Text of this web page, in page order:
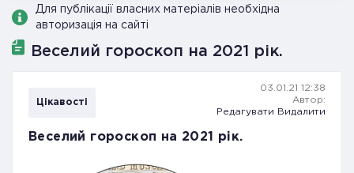
Для публікації власних матеріалів необхідна
авторизація на сайті
Веселий гороскоп на 2021 рік.
Цікавості
03.01.21 12:38
Автор:
Редагувати
Видалити
Веселий гороскоп на 2021 рік.